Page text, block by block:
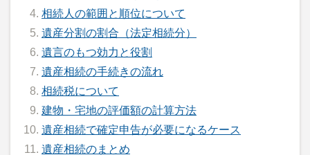
相続人の範囲と順位について
遺産分割の割合（法定相続分）
遺言のもつ効力と役割
遺産相続の手続きの流れ
相続税について
建物・宅地の評価額の計算方法
遺産相続で確定申告が必要になるケース
遺産相続のまとめ